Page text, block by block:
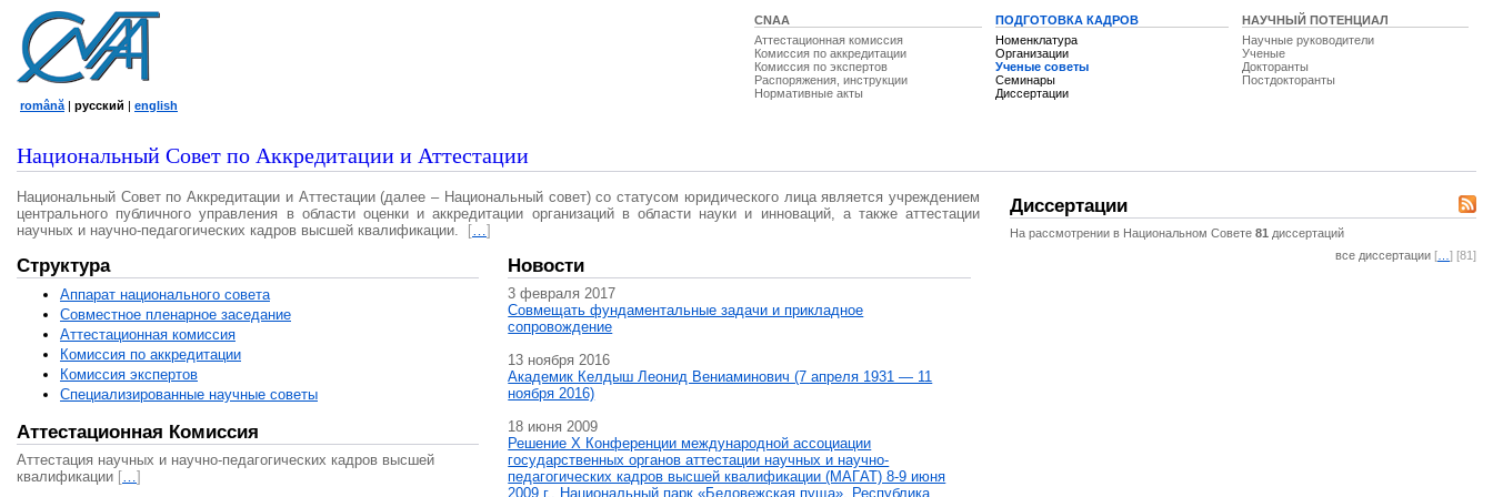
CNAA
Аттестационная комиссия
Комиссия по аккредитации
Комиссия по экспертов
Распоряжения, инструкции
Нормативные акты
ПОДГОТОВКА КАДРОВ
Номенклатура
Организации
Ученые советы
Семинары
Диссертации
НАУЧНЫЙ ПОТЕНЦИАЛ
Научные руководители
Ученые
Докторанты
Постдокторанты
română | русский | english
Национальный Совет по Аккредитации и Аттестации
Национальный Совет по Аккредитации и Аттестации (далее – Национальный совет) со статусом юридического лица является учреждением
центрального публичного управления в области оценки и аккредитации организаций в области науки и инноваций, а также аттестации
научных и научно-педагогических кадров высшей квалификации.
[…]
Структура
Аппарат национального совета
Совместное пленарное заседание
Аттестационная комисcия
Комиссия по аккредитации
Комиссия экспертов
Специализированные научные советы
Аттестационная Комиссия
Аттестация научных и научно-педагогических кадров высшей
квалификации […]
Новости
3 февраля 2017
Совмещать фундаментальные задачи и прикладное
сопровождение
13 ноября 2016
Академик Келдыш Леонид Вениаминович (7 апреля 1931 — 11
ноября 2016)
18 июня 2009
Решение X Конференции международной ассоциации
государственных органов аттестации научных и научно-
педагогических кадров высшей квалификации (МАГAT) 8-9 июня
2009 г., Национальный парк «Беловежская пуща», Республика
Диссертации
На рассмотрении в Национальном Совете 81 диссертаций
все диссертации [ ] [81]